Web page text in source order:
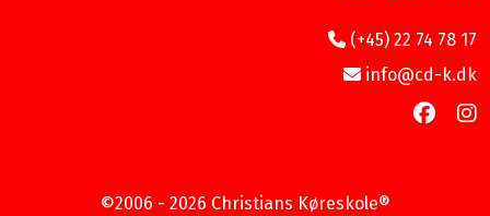
(+45) 22 74 78 17
info@cd-k.dk
©2006 - 2026 Christians Køreskole®